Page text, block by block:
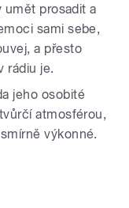
umět prosadit a
sami sebe,
a přesto
rádiu je.
jeho osobité
atmosférou,
výkonné.